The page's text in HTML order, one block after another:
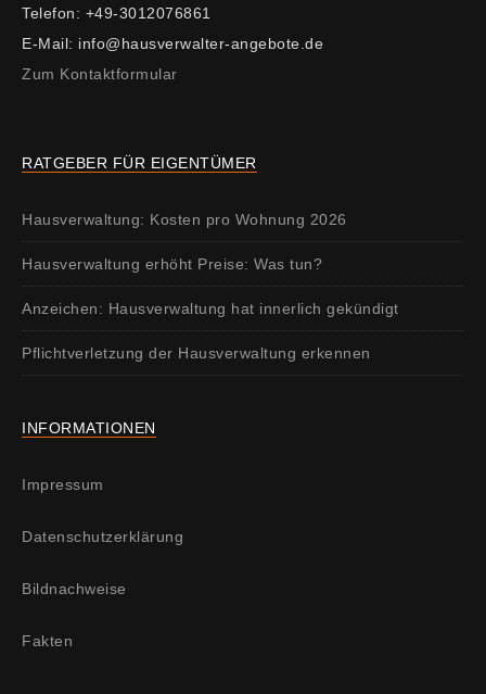
Telefon: +49-3012076861
E-Mail: info@hausverwalter-angebote.de
Zum Kontaktformular
RATGEBER FÜR EIGENTÜMER
Hausverwaltung: Kosten pro Wohnung 2026
Hausverwaltung erhöht Preise: Was tun?
Anzeichen: Hausverwaltung hat innerlich gekündigt
Pflichtverletzung der Hausverwaltung erkennen
INFORMATIONEN
Impressum
Datenschutzerklärung
Bildnachweise
Fakten